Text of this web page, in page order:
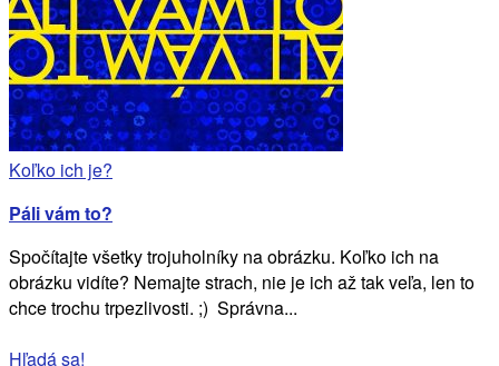
Koľko ich je?
Páli vám to?
Spočítajte všetky trojuholníky na obrázku. Koľko ich na
obrázku vidíte? Nemajte strach, nie je ich až tak veľa, len to
chce trochu trpezlivosti. ;) Správna...
Hľadá sa!